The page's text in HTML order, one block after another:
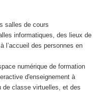
salles de cours
informatiques, des lieux de
l’accueil des personnes en
numérique de formation
d'enseignement à
de classe virtuelles, et des